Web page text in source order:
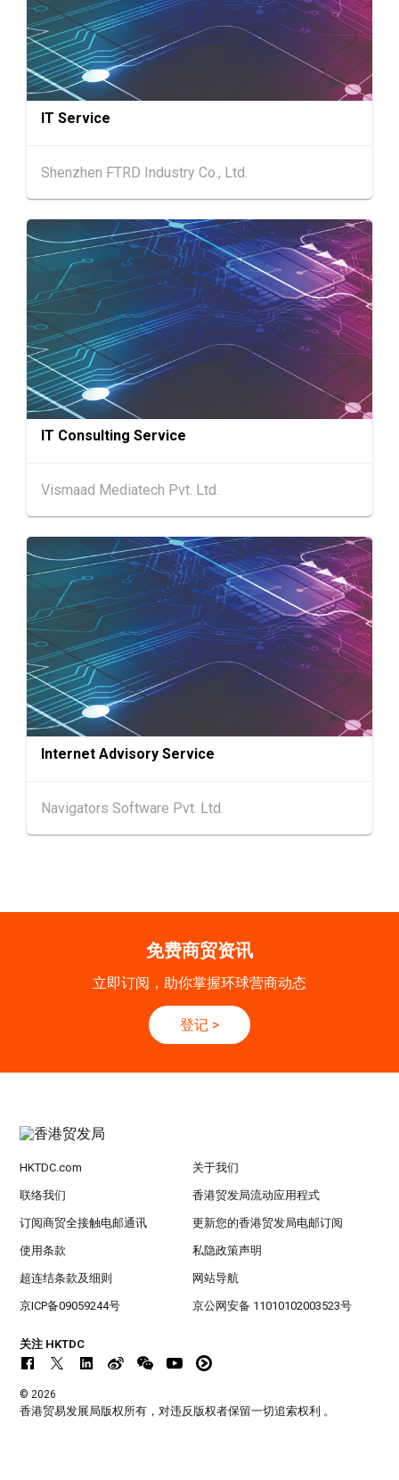
13-15
AUG
香港
13.08.2026 - 15.08.2026
香港贸发局美食商贸博览 2026 (香港会议展览
中心)
13-15
AUG
香港
香港贸发局香港国际茶展 2026 (香港会议展览
中心)
13-17
香港
13.08.2026 - 17.08.2026
25-27
AUG
中国内地
25.08.2026 - 27.08.2026
中国国际纺织⾯料及辅料（秋冬）博览会 (202
6年8月25至27日)
26
AUG
香港
26.08.2026
「中小企资援组」网络研讨会系列︰AI「资」
持・中小企出海攻略 -【一人公司×AI】资助驱
动触达全球
1-5
SEP
香港
国际名表荟萃 2026 (香港会议展览中心)
SEP
香港贸发局香港钟表展 2026 (香港会议展览中
SEP
香港
02.09.2026 - 05.09.2026
香港国际时尚汇展 2026 (香港会议展览中心)
9-10
SEP
香港
09.09.2026 - 10.09.2026
一带一路高峰论坛2026
9
SEP
香港
09.09.2026
[数码学堂] 中小企业外贸超前部署2027：AI智
能体自动化 • 智能物流 • 贸易增长新布局
21/9
新加坡
21.09.2026 - 27.09.2027
13-16
IT Service
Shenzhen FTRD Industry Co., Ltd.
IT Consulting Service
Vismaad Mediatech Pvt. Ltd.
Internet Advisory Service
Navigators Software Pvt. Ltd.
免费商贸资讯
立即订阅，助你掌握环球营商动态
登记 >
HKTDC.com 关于我们
联络我们 香港贸发局流动应用程式
订阅商贸全接触电邮通讯 更新您的香港贸发局电邮订阅
使用条款 私隐政策声明
超连结条款及细则 网站导航
京ICP备09059244号 京公网安备 11010102003523号
关注 HKTDC
© 2026
香港贸易发展局版权所有，对违反版权者保留一切追索权利 。